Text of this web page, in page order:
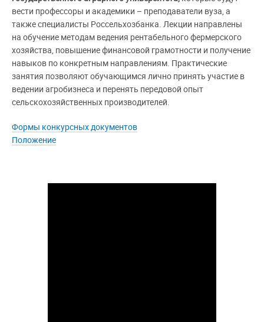
вести профессоры и академики – преподаватели вуза, а
также специалисты Россельхозбанка. Лекции направлены
на обучение методам ведения рентабельного фермерского
хозяйства, повышение финансовой грамотности и получение
навыков по конкретным направлениям. Практические
занятия позволяют обучающимся лично принять участие в
ведении агробизнеса и перенять передовой опыт
сельскохозяйственных производителей.
Формы конкурсных документов
Положение